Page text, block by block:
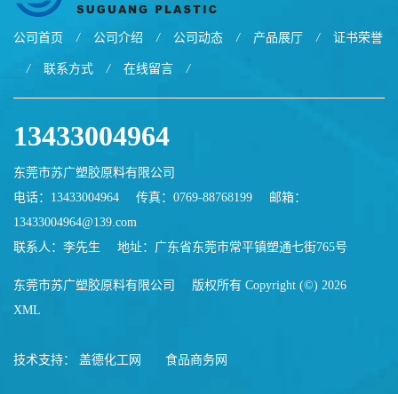
公司首页 / 公司介绍 / 公司动态 / 产品展厅 / 证书荣誉
/ 联系方式 / 在线留言 /
13433004964
东莞市苏广塑胶原料有限公司
电话：13433004964
传真：0769-88768199
邮箱：
13433004964@139.com
联系人：李先生
地址：广东省东莞市常平镇塑通七街765号
东莞市苏广塑胶原料有限公司
版权所有 Copyright (©) 2026
XML
技术支持： 盖德化工网 食品商务网